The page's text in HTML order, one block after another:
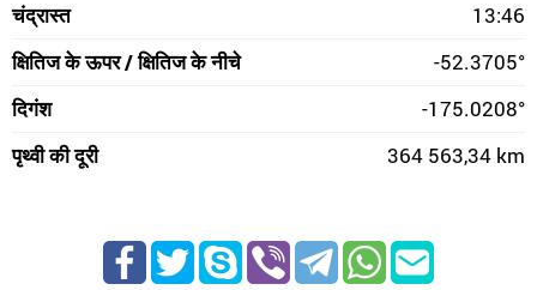
चंद्रास्त
13:46
क्षितिज के ऊपर / क्षितिज के नीचे
-52.3705°
दिगंश
-175.0208°
पृथ्वी की दूरी
364 563,34 km